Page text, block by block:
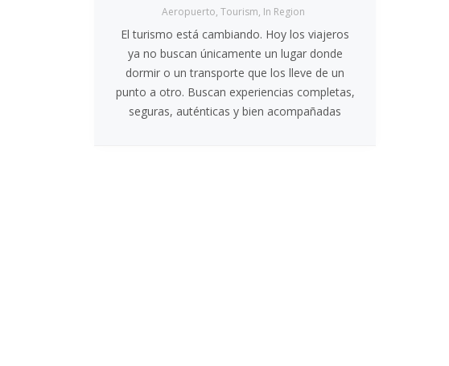
Aeropuerto, Tourism, In Region
El turismo está cambiando. Hoy los viajeros
ya no buscan únicamente un lugar donde
dormir o un transporte que los lleve de un
punto a otro. Buscan experiencias completas,
seguras, auténticas y bien acompañadas